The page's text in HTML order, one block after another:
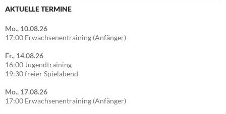
AKTUELLE TERMINE
Mo., 10.08.26
17:00 Erwachsenentraining (Anfänger)
Fr., 14.08.26
16:00 Jugendtraining
19:30 freier Spielabend
Mo., 17.08.26
17:00 Erwachsenentraining (Anfänger)